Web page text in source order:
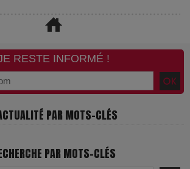
RESTE INFORMÉ !
PAR MOTS-CLÉS
PAR MOTS-CLÉS